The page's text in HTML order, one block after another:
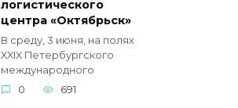
логистического
центра «Октябрьск»
В среду, 3 июня, на полях
XXIX Петербургского
международного
0
691